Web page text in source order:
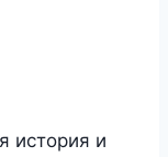
история и